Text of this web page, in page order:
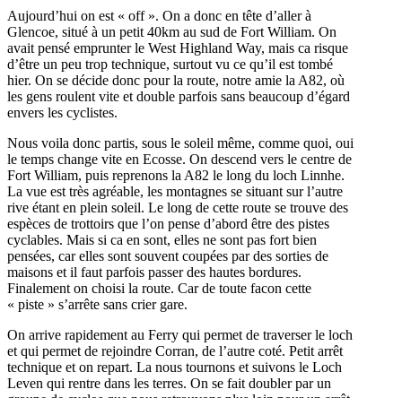
Aujourd’hui on est « off ». On a donc en tête d’aller à
Glencoe, situé à un petit 40km au sud de Fort William. On
avait pensé emprunter le West Highland Way, mais ca risque
d’être un peu trop technique, surtout vu ce qu’il est tombé
hier. On se décide donc pour la route, notre amie la A82, où
les gens roulent vite et double parfois sans beaucoup d’égard
envers les cyclistes.
Nous voila donc partis, sous le soleil même, comme quoi, oui
le temps change vite en Ecosse. On descend vers le centre de
Fort William, puis reprenons la A82 le long du loch Linnhe.
La vue est très agréable, les montagnes se situant sur l’autre
rive étant en plein soleil. Le long de cette route se trouve des
espèces de trottoirs que l’on pense d’abord être des pistes
cyclables. Mais si ca en sont, elles ne sont pas fort bien
pensées, car elles sont souvent coupées par des sorties de
maisons et il faut parfois passer des hautes bordures.
Finalement on choisi la route. Car de toute facon cette
« piste » s’arrête sans crier gare.
On arrive rapidement au Ferry qui permet de traverser le loch
et qui permet de rejoindre Corran, de l’autre coté. Petit arrêt
technique et on repart. La nous tournons et suivons le Loch
Leven qui rentre dans les terres. On se fait doubler par un